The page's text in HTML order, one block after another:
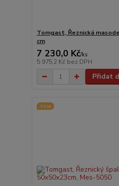
Tomgast, Řeznická
cm
7 230,0 Kč/ks
5 975,2 Kč bez DPH
Přidat
Akce